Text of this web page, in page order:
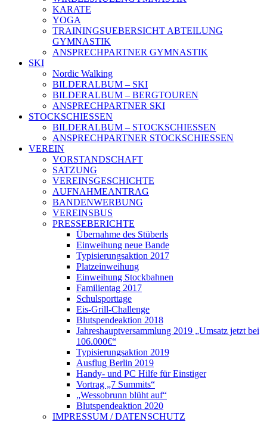
KARATE
YOGA
TRAININGSUEBERSICHT ABTEILUNG
GYMNASTIK
ANSPRECHPARTNER GYMNASTIK
SKI
Nordic Walking
BILDERALBUM – SKI
BILDERALBUM – BERGTOUREN
ANSPRECHPARTNER SKI
STOCKSCHIESSEN
BILDERALBUM – STOCKSCHIESSEN
ANSPRECHPARTNER STOCKSCHIESSEN
VEREIN
VORSTANDSCHAFT
SATZUNG
VEREINSGESCHICHTE
AUFNAHMEANTRAG
BANDENWERBUNG
VEREINSBUS
PRESSEBERICHTE
Übernahme des Stüberls
Einweihung neue Bande
Typisierungsaktion 2017
Platzeinweihung
Einweihung Stockbahnen
Familientag 2017
Schulsporttage
Eis-Grill-Challenge
Blutspendeaktion 2018
Jahreshauptversammlung 2019 „Umsatz jetzt bei
106.000€“
Typisierungsaktion 2019
Ausflug Berlin 2019
Handy- und PC Hilfe für Einstiger
Vortrag „7 Summits“
„Wessobrunn blüht auf“
Blutspendeaktion 2020
IMPRESSUM / DATENSCHUTZ